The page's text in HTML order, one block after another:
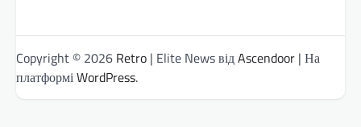
Copyright © 2026 Retro | Elite News відAscendoor | На
платформіWordPress.